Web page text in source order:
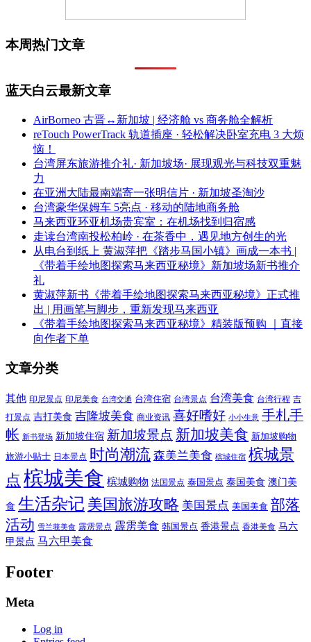
本周热门文章
蓝天白云最新文章
AirBorneo 古晋↔新加坡 | 经济舱 vs 商务舱全解析
reTouch PowerTrack 轨道插座 · 轻松解决卧室充电 3 大烦
恼！
台湾屏东旅游推介礼· 新加坡场· 展现观光与科技双重魅
力
在亚洲大陆最南端寄一张明信片 · 新加坡圣淘沙
台湾豪华保姆车 5亮点 · 移动的陆地商务舱
马来西亚环亚机场贵宾室：在机场找到归宿感
走读台湾南投松柏岭 · 在茶香中，遇见地方创生的光
从电台到纸上 黄淑萍把《踏步马国小镇》画成一本书 |
《带着手绘地图探索马来西亚秘境》新加坡场新书推介
礼
黄淑萍新书《带着手绘地图探索马来西亚秘境》正式推
出 | 用画笔与脚步，重新发现马来西亚
《带着手绘地图探索马来西亚秘境》精装版预购 ｜直接
向作者下单
文章分类
其他 印尼景点 印尼美食 台湾交通 台湾住宿 台湾景点 台湾美食 台湾行程 吉
打景点 吉打美食 吉隆坡美食 商业资讯 喜好嗜好 小小生意 手札手
帐 新书登场 新加坡住宿 新加坡景点 新加坡美食 新加坡购物
旅游小贴士 日本景点 时尚潮流 森美兰美食 槟城住宿 槟城景
点 槟城美食 槟城购物 法国景点 泰国景点 泰国美食 澳门美
食 生活杂记 美国旅游攻略 美国景点 美国美食 部落
活动 雪兰莪美食 霹雳景点 霹雳美食 韩国景点 香港景点 香港美食 马六
甲景点 马六甲美食
Footer
Meta
Log in